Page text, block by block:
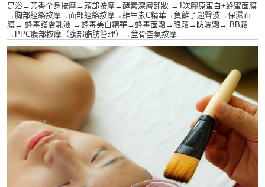
足浴→芳香全身按摩→頭部按摩→酵素深層卸妝 →1次膠原蛋白+蜂蜜面膜
→胸部經絡按摩→面部經絡按摩→維生素C精華→負離子超聲波→保濕面
膜→ 蜂毒護膚乳液 →蜂毒美白精華→蜂毒面霜→眼霜→防曬霜→ BB霜
→PPC腹部按摩（腹部脂肪管理）→盆骨空氣按摩